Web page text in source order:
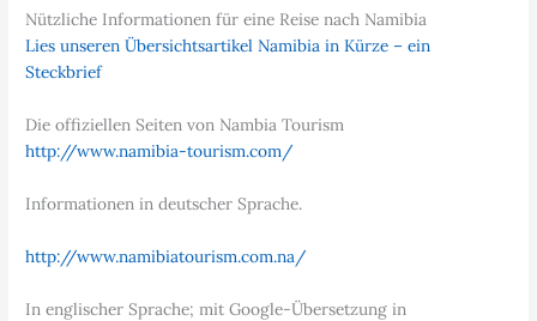
Nützliche Informationen für eine Reise nach Namibia
Lies unseren Übersichtsartikel Namibia in Kürze – ein
Steckbrief
Die offiziellen Seiten von Nambia Tourism
http://www.namibia-tourism.com/
Informationen in deutscher Sprache.
http://www.namibiatourism.com.na/
In englischer Sprache; mit Google-Übersetzung in